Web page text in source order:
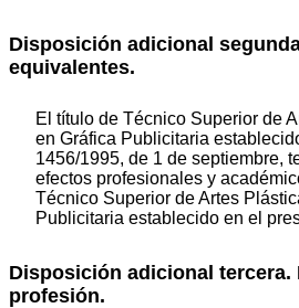
Disposición adicional
equivalentes.
El título de Técnico Superior de
en Gráfica Publicitaria
1456/1995, de 1 de septiembre,
efectos profesionales y
Técnico Superior de Artes
Publicitaria establecido en el
Disposición adicional tercera.
profesión.